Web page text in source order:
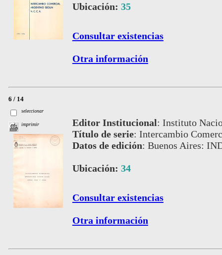
Ubicación: 35
Consultar existencias
Otra información
6 / 14
seleccionar
imprimir Editor Institucional: Instituto
Título de serie: Intercambio
Datos de edición: Buenos Aires:
Ubicación: 34
Consultar existencias
Otra información